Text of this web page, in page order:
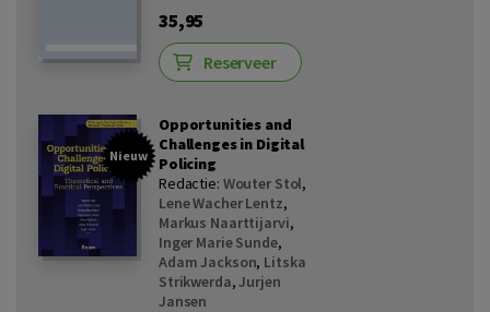
35,95
Reserveer
Nieuw
Opportunities and
Challenges in Digital
Policing
Redactie: Wouter Stol,
Lene Wacher Lentz,
Markus Naarttijarvi,
Inger Marie Sunde,
Adam Jackson, Litska
Strikwerda,Jurjen
Jansen